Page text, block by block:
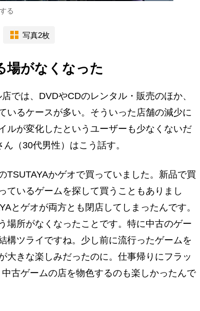
る
写真2枚
場がなくなった
では、DVDやCDのレンタル・販売のほか、
いるケースが多い。そういった店舗の減少に
ルが変化したというユーザーも少なくないだ
（30代男性）はこう話す。
TSUTAYAかゲオで買っていました。新品で買
ているゲームを探して買うこともありまし
とゲオが両方とも閉店してしまったんです。
場所がなくなったことです。特に中古のゲー
構ツライですね。少し前に流行ったゲームを
大きな楽しみだったのに。仕事帰りにフラッ
古ゲームの店を物色するのも楽しかったんで